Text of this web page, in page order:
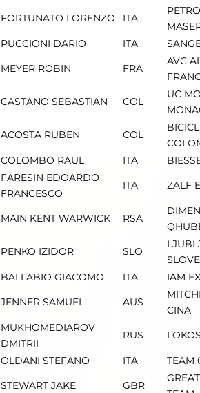
FORTUNATO LORENZO ITA
PUCCIONI DARIO ITA
MEYER ROBIN FRA
AVC
CASTANO SEBASTIAN COL
UC
ACOSTA RUBEN COL
COLOMBO RAUL ITA
FARESIN EDOARDO
FRANCESCO
ITA ZALF
MAIN KENT WARWICK RSA
PENKO IZIDOR SLO
BALLABIO GIACOMO ITA
IAM
JENNER SAMUEL AUS
CINA
MUKHOMEDIAROV
DMITRII
RUS
OLDANI STEFANO ITA
TEAM
STEWART JAKE GBR